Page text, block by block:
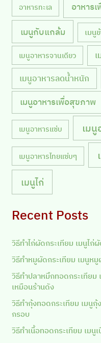
อาหารทะเล อาหาร
เมนูกับแกล้ม เมนู
เมนูอาหารจานเดียว
เมนูอาหารลดน้ำหนัก
เมนูอาหารเพื่อสุขภาพ
เมนูอาหารแซ่บ เมนู
เมนูอาหารไทยแซ่บๆ
เมนูไก่
Recent Posts
วิธีทำไก่ผัดกระเทียม เมนูไก่
วิธีทำหมูผัดกระเทียม เมนูห
วิธีทำปลาหมึกทอดกระเทียม
เหมือนร้านดัง
วิธีทำกุ้งทอดกระเทียม เมนู
กรอบ
วิธีทำเนื้อทอดกระเทียม เมนู